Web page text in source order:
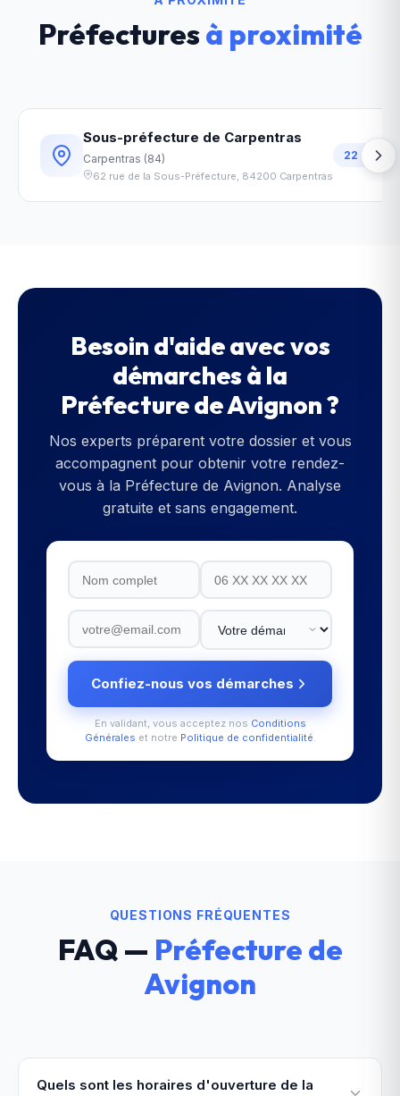
Préfecturesà proximité
Sous-préfecture de Carpentras
Carpentras (84)
62 rue de la Sous-Préfecture, 84200 Carpentras
22 km
Besoin d'aide avec vos
démarches à la
Préfecture de Avignon?
Nos experts préparent votre dossier et vous
accompagnent pour obtenir votre rendez-
vous à la Préfecture de Avignon. Analyse
gratuite et sans engagement.
Confiez-nous vos démarches
En validant, vous acceptez nos Conditions
Générales et notre Politique de confidentialité.
QUESTIONS FRÉQUENTES
FAQ — Préfecture de
Avignon
Quels sont les horaires d'ouverture de la